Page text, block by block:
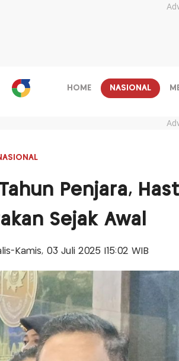
HOME NASIONAL
Penjara,
Sejak Awal
Kamis, 03 Juli 2025 |15:02 WIB